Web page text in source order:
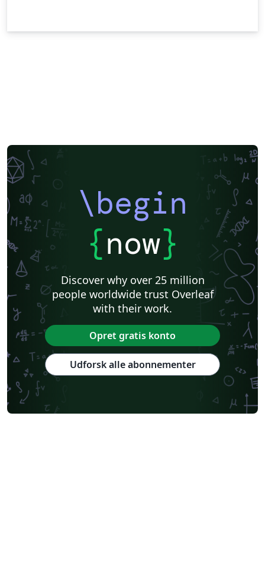
\begin
{now}
Discover why over 25 million
people worldwide trust Overleaf
with their work.
Opret gratis konto
Udforsk alle abonnementer